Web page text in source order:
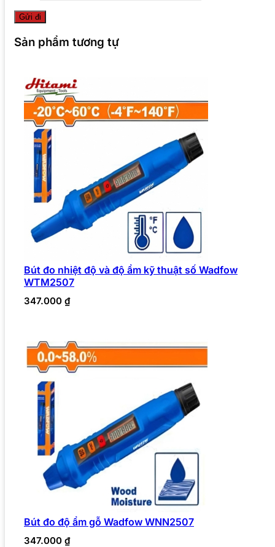
Sản phẩm tương tự
Bút đo nhiệt độ và độ ẩm kỹ thuật số Wadfow
WTM2507
347.000 ₫
Bút đo độ ẩm gỗ Wadfow WNN2507
347.000 ₫